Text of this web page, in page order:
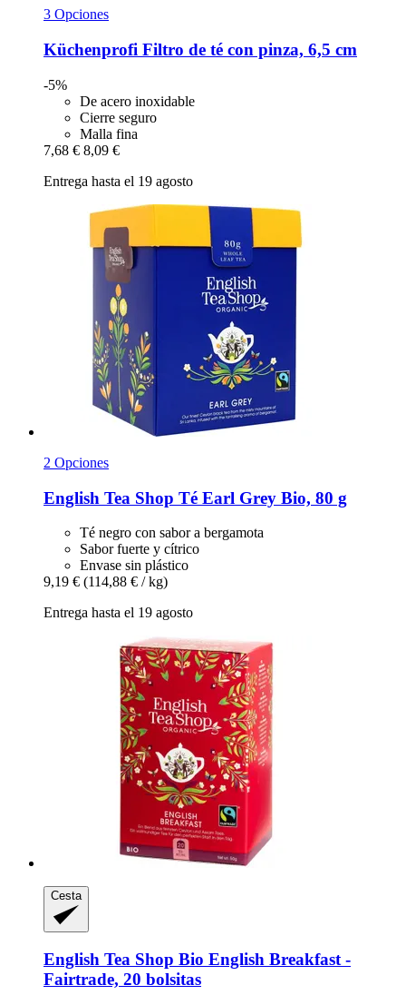
3 Opciones
Küchenprofi Filtro de té con pinza, 6,5 cm
-5%
De acero inoxidable
Cierre seguro
Malla fina
7,68 € 8,09 €
Entrega hasta el 19 agosto
2 Opciones
English Tea Shop Té Earl Grey Bio, 80 g
Té negro con sabor a bergamota
Sabor fuerte y cítrico
Envase sin plástico
9,19 € (114,88 € / kg)
Entrega hasta el 19 agosto
Cesta
English Tea Shop Bio English Breakfast -​
Fairtrade, 20 bolsitas